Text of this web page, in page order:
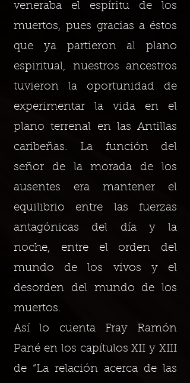
veneraba el espíritu de los
muertos, pues gracias a éstos
que ya partieron al plano
espiritual, nuestros ancestros
tuvieron la oportunidad de
experimentar la vida en el
plano terrenal en las Antillas
caribeñas. La función del
señor de la morada de los
ausentes era mantener el
equilibrio entre las fuerzas
antagónicas del día y la
noche, entre el orden del
mundo de los vivos y el
desorden del mundo de los
muertos.
Así lo cuenta Fray Ramón
Pané en los capítulos XII y XIII
de “La relación acerca de las